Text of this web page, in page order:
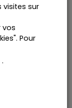
visites sur
Pour
.